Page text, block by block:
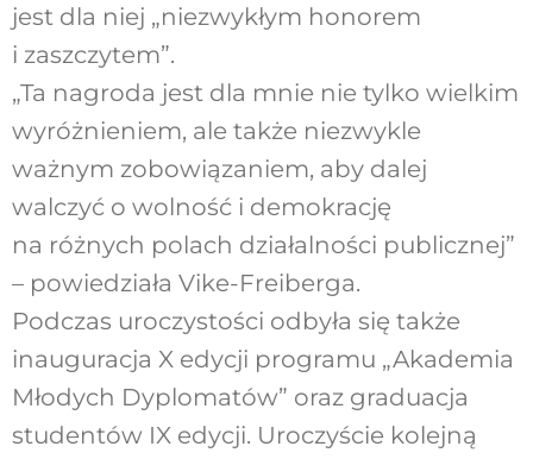
jest dla niej „niezwykłym honorem
i zaszczytem”.
„Ta nagroda jest dla mnie nie tylko wielkim
wyróżnieniem, ale także niezwykle
ważnym zobowiązaniem, aby dalej
walczyć o wolność i demokrację
na różnych polach działalności publicznej”
– powiedziała Vike-Freiberga.
Podczas uroczystości odbyła się także
inauguracja X edycji programu „Akademia
Młodych Dyplomatów” oraz graduacja
studentów IX edycji. Uroczyście kolejną